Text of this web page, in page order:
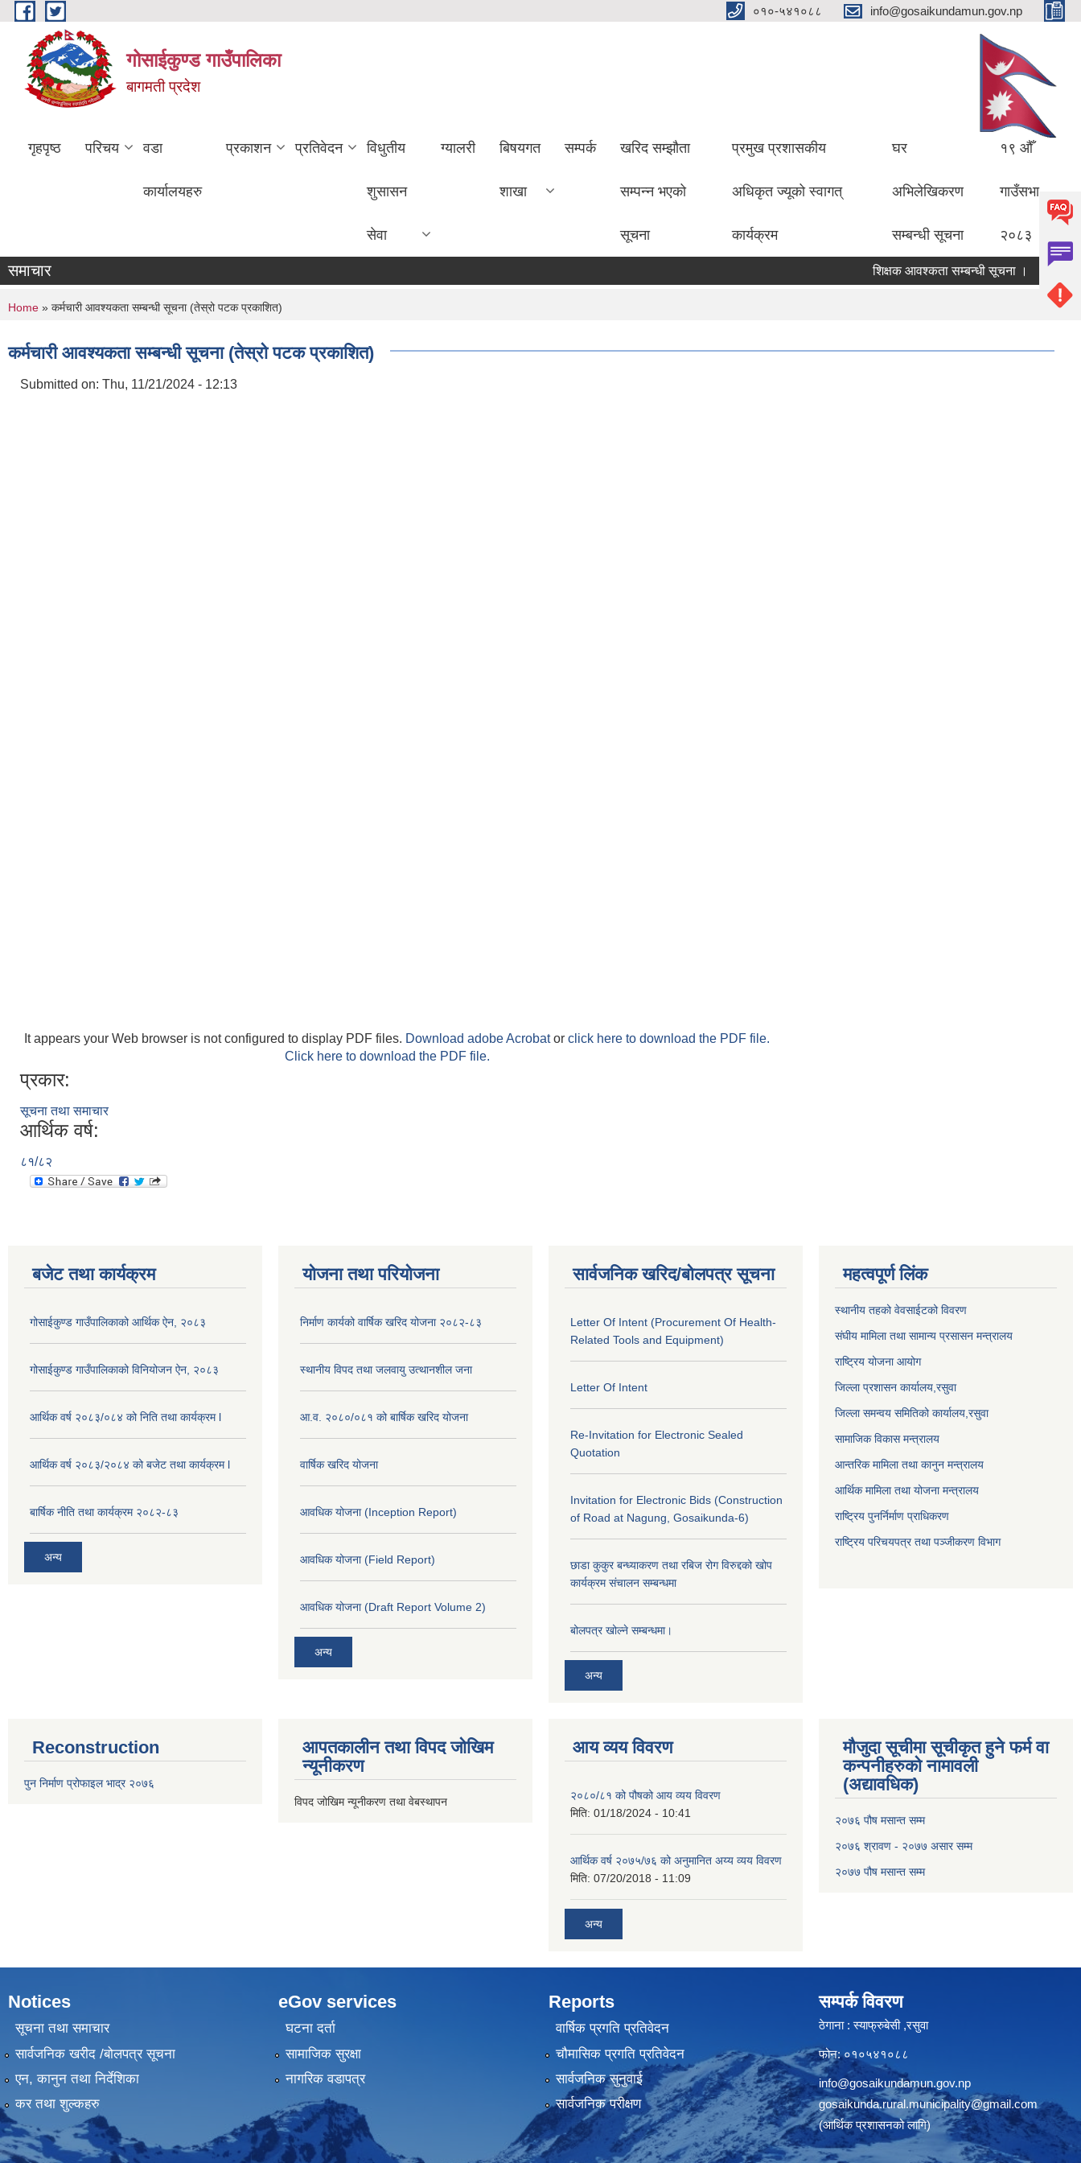
Skip to main content ०१०-५४१०८८ info@gosaikundamun.gov.np
गोसाईकुण्ड गाउँपालिका
बागमती प्रदेश
गृहपृष्ठ परिचय वडा
कार्यालयहरु
प्रकाशन प्रतिवेदन विधुतीय
शुसासन
सेवा
ग्यालरी बिषयगत
शाखा
सम्पर्क खरिद सम्झौता
सम्पन्न भएको
सूचना
प्रमुख प्रशासकीय
अधिकृत ज्यूको स्वागत्
कार्यक्रम
घर
अभिलेखिकरण
सम्बन्धी सूचना
१९ औँ
गाउँसभा
२०८३
समाचार शिक्षक आवश्कता सम्बन्धी सूचना ।
You are here
Home » कर्मचारी आवश्यकता सम्बन्धी सूचना (तेस्रो पटक प्रकाशित)
कर्मचारी आवश्यकता सम्बन्धी सूचना (तेस्रो पटक प्रकाशित)
Submitted on: Thu, 11/21/2024 - 12:13
It appears your Web browser is not configured to display PDF files. Download adobe Acrobator click here to download the PDF file.
Click here to download the PDF file.
प्रकार:
सूचना तथा समाचार
आर्थिक वर्ष:
८१/८२
बजेट तथा कार्यक्रम
गोसाईकुण्ड गाउँपालिकाको आर्थिक ऐन, २०८३
गोसाईकुण्ड गाउँपालिकाको विनियोजन ऐन, २०८३
आर्थिक वर्ष २०८३/०८४ को निति तथा कार्यक्रम l
आर्थिक वर्ष २०८३/२०८४ को बजेट तथा कार्यक्रम l
बार्षिक नीति तथा कार्यक्रम २०८२-८३
अन्य
योजना तथा परियोजना
निर्माण कार्यको वार्षिक खरिद योजना २०८२-८३
स्थानीय विपद तथा जलवायु उत्थानशील जना
आ.व. २०८०/०८१ को बार्षिक खरिद योजना
वार्षिक खरिद योजना
आवधिक योजना (Inception Report)
आवधिक योजना (Field Report)
आवधिक योजना (Draft Report Volume 2)
अन्य
सार्वजनिक खरिद/बोलपत्र सूचना
Letter Of Intent (Procurement Of Health-
Related Tools and Equipment)
Letter Of Intent
Re-Invitation for Electronic Sealed
Quotation
Invitation for Electronic Bids (Construction
of Road at Nagung, Gosaikunda-6)
छाडा कुकुर बन्ध्याकरण तथा रबिज रोग विरुद्दको खोप
कार्यक्रम संचालन सम्बन्धमा
बोलपत्र खोल्ने सम्बन्धमा।
अन्य
महत्वपूर्ण लिंक
स्थानीय तहको वेवसाईटको विवरण
संघीय मामिला तथा सामान्य प्रसासन मन्त्रालय
राष्ट्रिय योजना आयोग
जिल्ला प्रशासन कार्यालय, रसुवा
जिल्ला समन्वय समितिको कार्यालय, रसुवा
सामाजिक विकास मन्त्रालय
आन्तरिक मामिला तथा कानुन मन्त्रालय
आर्थिक मामिला तथा योजना मन्त्रालय
राष्ट्रिय पुनर्निर्माण प्राधिकरण
राष्ट्रिय परिचयपत्र तथा पञ्जीकरण विभाग
Reconstruction
पुन निर्माण प्रोफाइल भाद्र २०७६
आपतकालीन तथा विपद जोखिम
न्यूनीकरण
विपद जोखिम न्यूनीकरण तथा वेबस्थापन
आय व्यय विवरण
२०८०/८१ को पौषको आय व्यय विवरण
मिति: 01/18/2024 - 10:41
आर्थिक वर्ष २०७५/७६ को अनुमानित अय्य व्यय विवरण
मिति: 07/20/2018 - 11:09
अन्य
मौजुदा सूचीमा सूचीकृत हुने फर्म वा
कन्पनीहरुको नामावली
(अद्यावधिक)
२०७६ पौष मसान्त सम्म
२०७६ श्रावण - २०७७ असार सम्म
२०७७ पौष मसान्त सम्म
Notices
सूचना तथा समाचार
सार्वजनिक खरीद /बोलपत्र सूचना
एन, कानुन तथा निर्देशिका
कर तथा शुल्कहरु
eGov services
घटना दर्ता
सामाजिक सुरक्षा
नागरिक वडापत्र
Reports
वार्षिक प्रगति प्रतिवेदन
चौमासिक प्रगति प्रतिवेदन
सार्वजनिक सुनुवाई
सार्वजनिक परीक्षण
सम्पर्क विवरण
ठेगाना : स्याफ्रुबेसी ,रसुवा
फोन: ०१०५४१०८८
info@gosaikundamun.gov.np
gosaikunda.rural.municipality@gmail.com
(आर्थिक प्रशासनको लागि)